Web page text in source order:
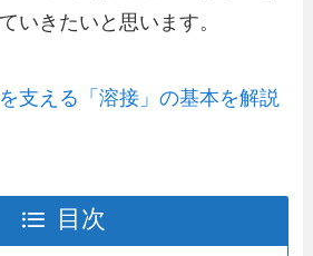
いきたいと思います。
支える「溶接」の基本を解説
目次